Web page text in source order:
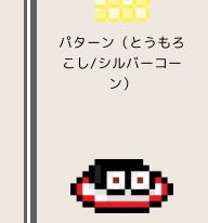
パターン（とうもろ
こし/シルバーコー
ン）